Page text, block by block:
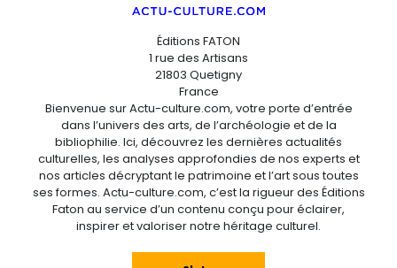
Éditions FATON
1 rue des Artisans
21803 Quetigny
France
Bienvenue sur Actu-culture.com, votre porte d’entrée
dans l’univers des arts, de l’archéologie et de la
bibliophilie. Ici, découvrez les dernières actualités
culturelles, les analyses approfondies de nos experts et
nos articles décryptant le patrimoine et l’art sous toutes
ses formes. Actu-culture.com, c’est la rigueur des Éditions
Faton au service d’un contenu conçu pour éclairer,
inspirer et valoriser notre héritage culturel.